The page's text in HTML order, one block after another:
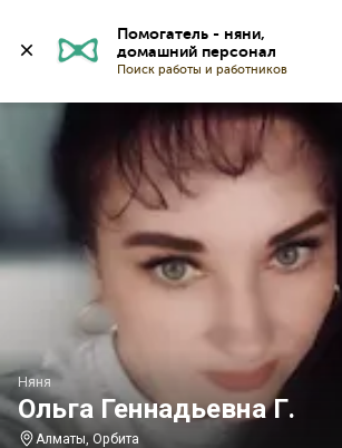
Помогатель - няни,
Поиск работы и работников
Ольга Геннадьевна Г.
Няня
Алматы, Орбита